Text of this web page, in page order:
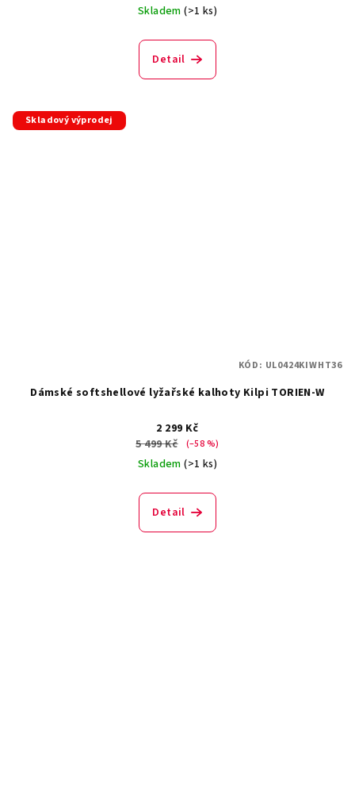
Skladem(>1 ks)
Detail
Skladový výprodej
Dámské softshellové lyžařské kalhoty Kilpi TORIEN-W
2 299 Kč
5 499 Kč
(–58 %)
Skladem(>1 ks)
Detail
KÓD: UL0424KIWHT36